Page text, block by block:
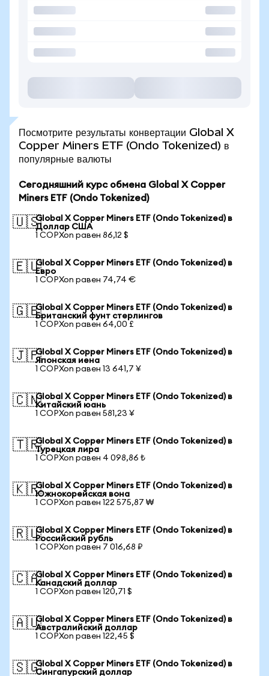
Посмотрите результаты конвертации Global X
Copper Miners ETF (Ondo Tokenized) в
популярные валюты
Сегодняшний курс обмена Global X Copper
Miners ETF (Ondo Tokenized)
🇺🇸Global X Copper Miners ETF (Ondo Tokenized) в
Доллар США
1 COPXon равен 86,12 $
🇪🇺Global X Copper Miners ETF (Ondo Tokenized) в
Евро
1 COPXon равен 74,74 €
🇬🇧Global X Copper Miners ETF (Ondo Tokenized) в
Британский фунт стерлингов
1 COPXon равен 64,00 £
🇯🇵Global X Copper Miners ETF (Ondo Tokenized) в
Японская иена
1 COPXon равен 13 641,7 ¥
🇨🇳Global X Copper Miners ETF (Ondo Tokenized) в
Китайский юань
1 COPXon равен 581,23 ¥
🇹🇷Global X Copper Miners ETF (Ondo Tokenized) в
Турецкая лира
1 COPXon равен 4 098,86 ₺
🇰🇷Global X Copper Miners ETF (Ondo Tokenized) в
Южнокорейская вона
1 COPXon равен 122 575,87 ₩
🇷🇺Global X Copper Miners ETF (Ondo Tokenized) в
Российский рубль
1 COPXon равен 7 016,68 ₽
🇨🇦Global X Copper Miners ETF (Ondo Tokenized) в
Канадский доллар
1 COPXon равен 120,71 $
🇦🇺Global X Copper Miners ETF (Ondo Tokenized) в
Австралийский доллар
1 COPXon равен 122,45 $
🇸🇬Global X Copper Miners ETF (Ondo Tokenized) в
Сингапурский доллар